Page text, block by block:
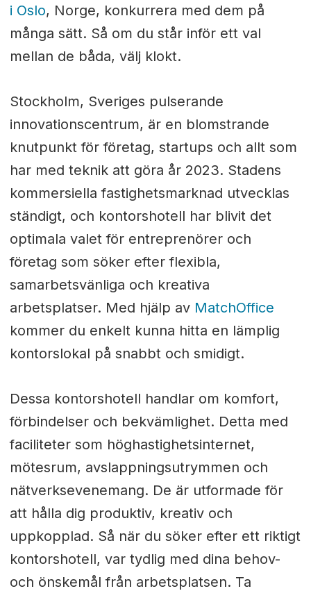
i Oslo, Norge, konkurrera med dem på
många sätt. Så om du står inför ett val
mellan de båda, välj klokt.
Stockholm, Sveriges pulserande
innovationscentrum, är en blomstrande
knutpunkt för företag, startups och allt som
har med teknik att göra år 2023. Stadens
kommersiella fastighetsmarknad utvecklas
ständigt, och kontorshotell har blivit det
optimala valet för entreprenörer och
företag som söker efter flexibla,
samarbetsvänliga och kreativa
arbetsplatser. Med hjälp av MatchOffice
kommer du enkelt kunna hitta en lämplig
kontorslokal på snabbt och smidigt.
Dessa kontorshotell handlar om komfort,
förbindelser och bekvämlighet. Detta med
faciliteter som höghastighetsinternet,
mötesrum, avslappningsutrymmen och
nätverksevenemang. De är utformade för
att hålla dig produktiv, kreativ och
uppkopplad. Så när du söker efter ett riktigt
kontorshotell, var tydlig med dina behov-
och önskemål från arbetsplatsen. Ta